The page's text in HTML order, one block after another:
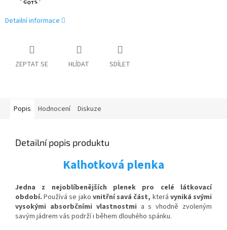
Detailní informace
ZEPTAT SE HLÍDAT SDÍLET
Popis Hodnocení Diskuze
Detailní popis produktu
Kalhotková plenka
Jedna z nejoblíbenějších plenek pro celé látkovací
období.Používá se jako vnitřní savá část, která vyniká svými
vysokými absorbčními vlastnostmi a s vhodně zvoleným
savým jádrem vás podrží i během dlouhého spánku.